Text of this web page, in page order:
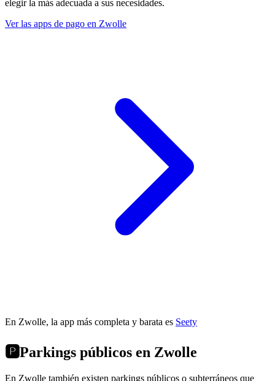
elegir la más adecuada a sus necesidades.
Ver las apps de pago en Zwolle
En Zwolle, la app más completa y barata es Seety
🅿️Parkings públicos en Zwolle
En Zwolle también existen parkings públicos o subterráneos que